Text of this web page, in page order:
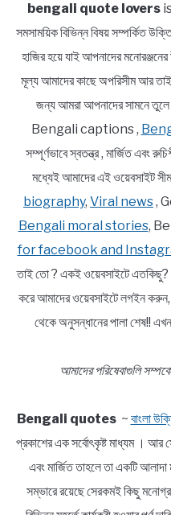
bengali quote lovers
সমসাময়িক বিভিন্ন বিষয় সম্পর্কিত
হাজির হয়ে যাই আপনাদের
মূল্য আমাদের কাছে অপরিসীম আর
জন্য আমরা আপনাদের সামনে
Bengali captions ,
সম্পূর্ণভাবে স্বতন্ত্র , মার্জিত এবং
মধ্যেই আমাদের এই ওয়েবসাইট
biography, Viral news,
Bengali moral stories,
for facebook and
তাই তো ? একই ওয়েবসাইটে এতকিছু?
করে আমাদের ওয়েবসাইটে লগইন
থেকে অনুসন্ধানের পালা
আমাদের পরিষেবাগুলি
Bengali quotes~ বাংলা
প্রকাশের এক সর্বোৎকৃষ্ট মাধ্যম ।
এবং মার্জিত তাহলে তা একটি
সম্ভারে রয়েছে সেরকমই কিছু